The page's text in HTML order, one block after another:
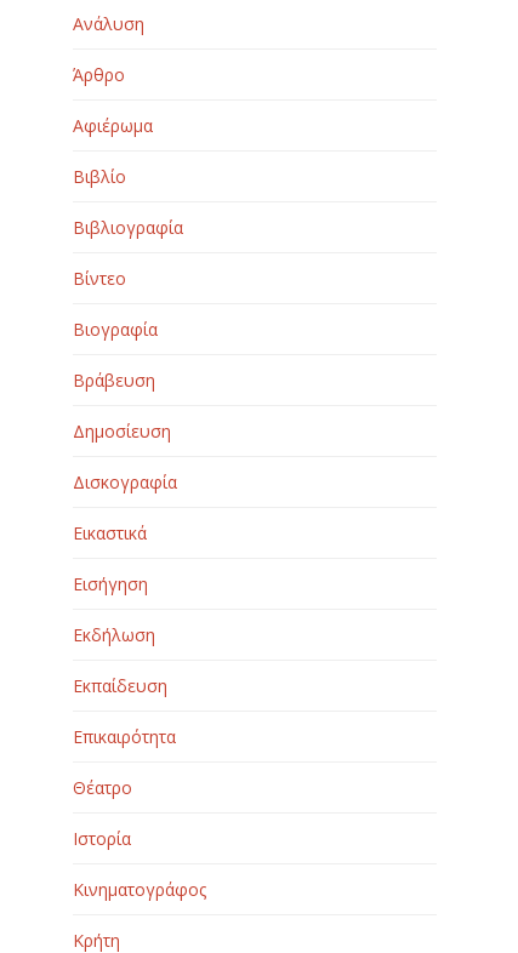
Ανάλυση
Άρθρο
Αφιέρωμα
Βιβλίο
Βιβλιογραφία
Βίντεο
Βιογραφία
Βράβευση
Δημοσίευση
Δισκογραφία
Εικαστικά
Εισήγηση
Εκδήλωση
Εκπαίδευση
Επικαιρότητα
Θέατρο
Ιστορία
Κινηματογράφος
Κρήτη